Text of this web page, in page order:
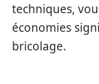
techniques,
économies
bricolage.